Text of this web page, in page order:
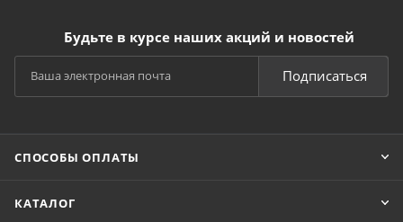
Будьте в курсе наших акций и новостей
Подписаться
СПОСОБЫ ОПЛАТЫ
КАТАЛОГ